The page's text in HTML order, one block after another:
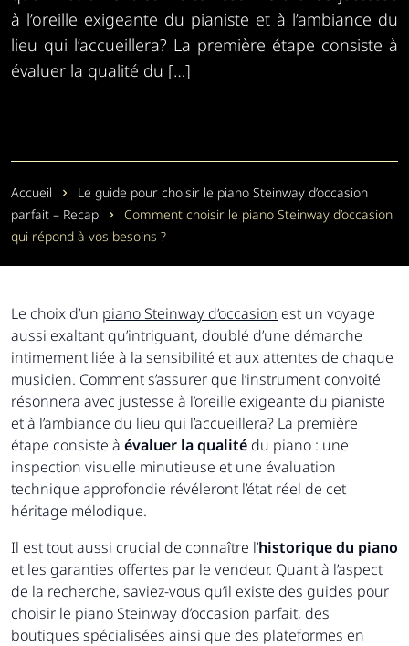
à l’oreille exigeante du pianiste et à l’ambiance du
lieu qui l’accueillera? La première étape consiste à
évaluer la qualité du […]
Accueil
Le guide pour choisir le piano Steinway d’occasion
parfait – Recap
Comment choisir le piano Steinway d’occasion
qui répond à vos besoins ?
Le choix d’un piano Steinway d’occasion est un voyage
aussi exaltant qu’intriguant, doublé d’une démarche
intimement liée à la sensibilité et aux attentes de chaque
musicien. Comment s’assurer que l’instrument convoité
résonnera avec justesse à l’oreille exigeante du pianiste
et à l’ambiance du lieu qui l’accueillera? La première
étape consiste à évaluer la qualité du piano : une
inspection visuelle minutieuse et une évaluation
technique approfondie révéleront l’état réel de cet
héritage mélodique.
Il est tout aussi crucial de connaître l’historique du piano
et les garanties offertes par le vendeur. Quant à l’aspect
de la recherche, saviez-vous qu’il existe des guides pour
choisir le piano Steinway d’occasion parfait, des
boutiques spécialisées ainsi que des plateformes en